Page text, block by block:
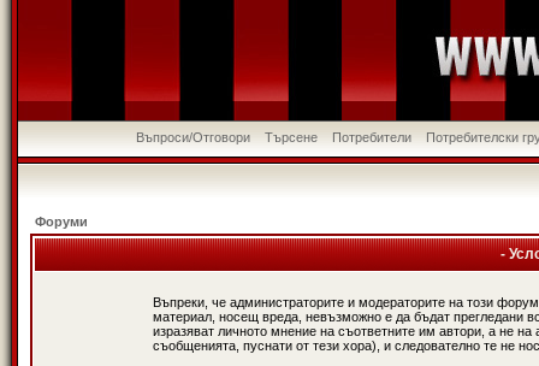
Въпроси/Отговори Търсене Потребители Потребителски
Форуми
-
Въпреки, че администраторите и модераторите на този
материал, носещ вреда, невъзможно е да бъдат прегледани
изразяват личното мнение на съответните им автори, а не
съобщенията, пуснати от тези хора), и следователно те не